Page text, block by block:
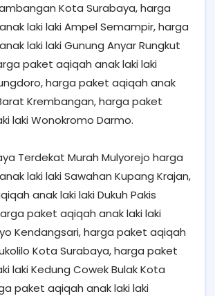
Kota Surabaya, harga
laki laki Ampel Semampir, harga
laki laki Gunung Anyar Rungkut
paket aqiqah anak laki laki
harga paket aqiqah anak
Krembangan, harga paket
laki Wonokromo Darmo.
Terdekat Murah Mulyorejo harga
laki laki Sawahan Kupang Krajan,
anak laki laki Dukuh Pakis
paket aqiqah anak laki laki
Kendangsari, harga paket aqiqah
Kota Surabaya, harga paket
laki Kedung Cowek Bulak Kota
paket aqiqah anak laki laki